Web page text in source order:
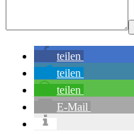
teilen
teilen
teilen
E-Mail